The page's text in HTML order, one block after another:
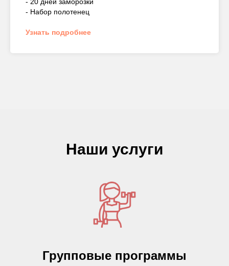
- Набор полотенец
Узнать подробнее
Наши услуги
Групповые программы